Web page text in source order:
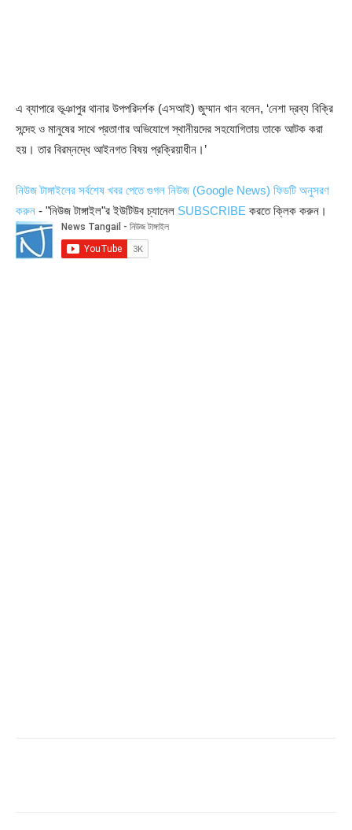
এ ব্যাপারে ভূঞাপুর থানার উপপরিদর্শক (এসআই) জুম্মান খান বলেন, ‘নেশা দ্রব্য বিক্রি
সন্দেহ ও মানুষের সাথে প্রতাণার অভিযোগে স্থানীয়দের সহযোগিতায় তাকে আটক করা
হয়। তার বিরম্নদ্ধে আইনগত বিষয় প্রক্রিয়াধীন।’
নিউজ টাঙ্গাইলের সর্বশেষ খবর পেতে গুগল নিউজ (Google News) ফিডটি অনুসরণ
করুন - "নিউজ টাঙ্গাইল"র ইউটিউব চ্যানেল SUBSCRIBE করতে ক্লিক করুন।